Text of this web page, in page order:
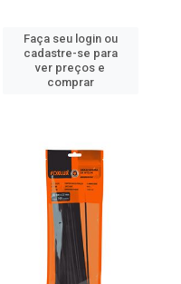
Faça seu login ou
cadastre-se para
ver preços e
comprar